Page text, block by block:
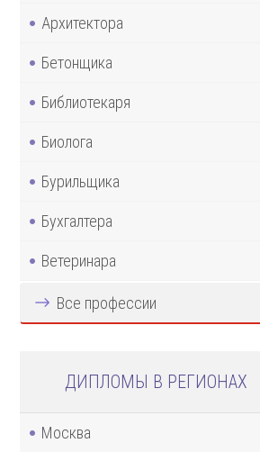
Архитектора
Бетонщика
Библиотекаря
Биолога
Бурильщика
Бухгалтера
Ветеринара
Все профессии
ДИПЛОМЫ В РЕГИОНАХ
Москва